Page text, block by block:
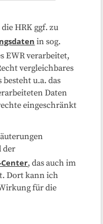
HRK ggf. zu
in sog.
EWR verarbeitet,
vergleichbares
u.a. das
Daten
eingeschränkt
der
Center, das auch im
Dort kann ich
für die